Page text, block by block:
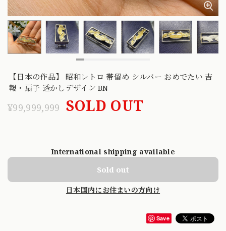
【日本の作品】 昭和レトロ 帯留め シルバー おめでたい 吉
報・扇子 透かしデザイン BN
¥99,999,999 SOLD OUT
International shipping available
Sold out
日本国内にお住まいの方向け
Save